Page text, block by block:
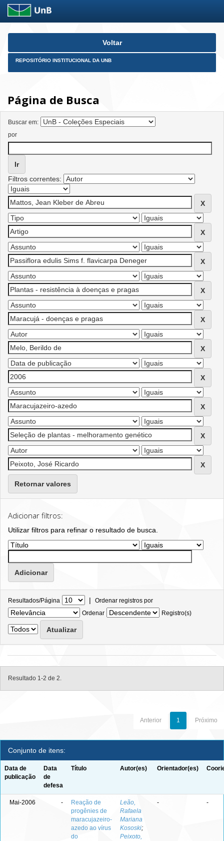
Skip
Voltar
REPOSITÓRIO INSTITUCIONAL DA UNB
Página de Busca
Buscar em:
por
Filtros correntes:
Retornar valores
Adicionar filtros:
Utilizar filtros para refinar o resultado de busca.
Resultados/Página | Ordenar registros por
Ordenar
Registro(s)
Resultado 1-2 de 2.
Anterior 1 Próximo
Conjunto de itens:
Data de
publicação
Data
de
defesa
Título Autor(es) Orientador(es)
Mai-2006 -
Reação de
progênies de
maracujazeiro-
azedo ao vírus
do
Leão,
Rafaela
Mariana
Kososki;
Peixoto,
- -